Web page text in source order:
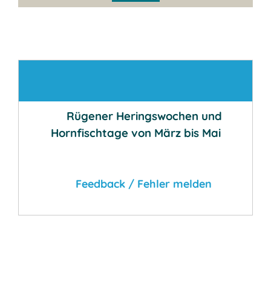
Rügener Heringswochen und
Hornfischtage von März bis Mai
Feedback / Fehler melden